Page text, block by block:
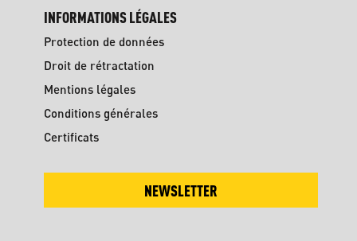
INFORMATIONS LÉGALES
Protection de données
Droit de rétractation
Mentions légales
Conditions générales
Certificats
NEWSLETTER